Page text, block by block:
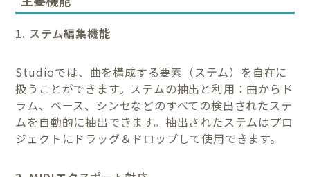
1. ステム編集機能
Studioでは、曲を構成する要素（ステム）を自在に
扱うことができます。ステムの抽出と利用：曲からド
ラム、ベース、シンセなどのすべての検出されたステ
ムを自動的に抽出できます。抽出されたステムはプロ
ジェクトにドラッグ＆ドロップして使用できます。